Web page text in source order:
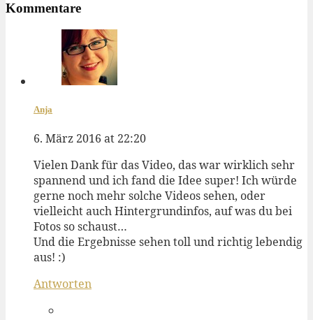
Kommentare
Anja
6. März 2016 at 22:20
Vielen Dank für das Video, das war wirklich sehr
spannend und ich fand die Idee super! Ich würde
gerne noch mehr solche Videos sehen, oder
vielleicht auch Hintergrundinfos, auf was du bei
Fotos so schaust…
Und die Ergebnisse sehen toll und richtig lebendig
aus! :)
Antworten